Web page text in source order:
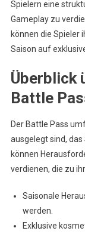
Spielern eine
Gameplay zu
können die Spieler
Saison auf
Überblick
Battle
Der Battle Pass
ausgelegt sind,
können
verdienen, die zu
Saisonale
werden.
Exklusive